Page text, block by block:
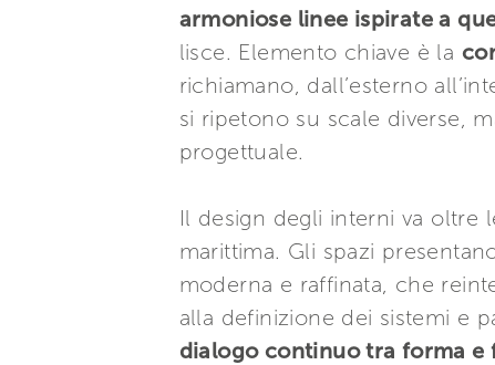
armoniose linee ispirate a
lisce. Elemento chiave è la
richiamano, dall’esterno
si ripetono su scale diverse,
progettuale.
Il design degli interni va
marittima. Gli spazi
moderna e raffinata, che
alla definizione dei sistemi e
dialogo continuo tra forma e